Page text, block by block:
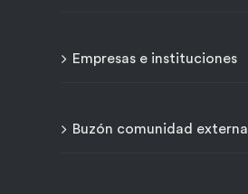
Empresas e instituciones
Buzón comunidad externa